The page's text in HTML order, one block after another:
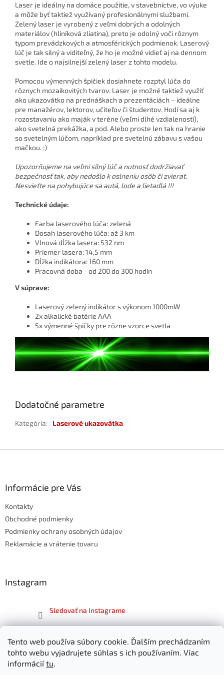
Tento web používa súbory cookie. Ďalším prechádzaním
tohto webu vyjadrujete súhlas s ich používaním. Viac
informáciítu.
Laser je ideálny na domáce použitie, v stavebníctve, vo výuke
a môže byť taktiež využívaný profesionálnymi službami.
Zelený laser je vyrobený z veľmi dobrých a odolných
materiálov (hliníková zliatina), preto je odolný voči rôznym
typom prevádzkových a atmosférických podmienok. Laserový
lúč je tak silný a viditeľný, že ho je možné vidieť aj na dennom
svetle. Ide o najsilnejší zelený laser z tohto modelu.
Pomocou výmenných špičiek dosiahnete rozptyl lúča do
rôznych mozaikovitých tvarov. Laser je možné taktiež využiť
ako ukazovátko na prednáškach a prezentáciách – ideálne
pre manažérov, lektorov, učiteľov či študentov. Hodí sa aj k
rozostavaniu ako maják v teréne (veľmi dlhé vzdialenosti),
ako svetelná prekážka, a pod. Alebo proste len tak na hranie
so svetelným lúčom, napríklad pre svetelnú zábavu s vašou
mačkou. :)
Upozorňujeme na veľmi silný lúč a nutnosť dodržiavať
bezpečnosť tak, aby nedošlo k oslneniu osôb či zvierat.
Nesvieťte na pohybujúce sa autá, lode a lietadlá !!!
Technické údaje:
Farba laserového lúča: zelená
Dosah laserového lúča: až 3 km
Vlnová dĺžka lasera: 532 nm
Priemer lasera: 14,5 mm
Dĺžka indikátora: 160 mm
Pracovná doba - od 200 do 300 hodín
V súprave:
Laserový zelený indikátor s výkonom 1000mW
2x alkalické batérie AAA
5x výmenné špičky pre rôzne vzorce svetla
Dodatočné parametre
Kategória: Laserové ukazovátka
Informácie pre Vás
Kontakty
Obchodné podmienky
Podmienky ochrany osobných údajov
Reklamácie a vrátenie tovaru
Instagram
Sledovať na Instagrame
Facebook